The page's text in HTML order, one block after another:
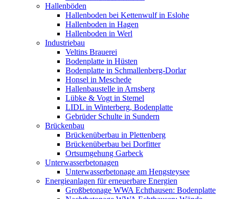
Hallenböden
Hallenboden bei Kettenwulf in Eslohe
Hallenboden in Hagen
Hallenboden in Werl
Industriebau
Veltins Brauerei
Bodenplatte in Hüsten
Bodenplatte in Schmallenberg-Dorlar
Honsel in Meschede
Hallenbaustelle in Arnsberg
Lübke & Vogt in Stemel
LIDL in Winterberg, Bodenplatte
Gebrüder Schulte in Sundern
Brückenbau
Brückenüberbau in Plettenberg
Brückenüberbau bei Dorfitter
Ortsumgehung Garbeck
Unterwasserbetonagen
Unterwasserbetonage am Hengsteysee
Energieanlagen für erneuerbare Energien
Großbetonage WWA Echthausen: Bodenplatte